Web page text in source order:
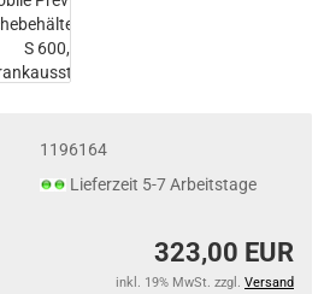
1196164
Lieferzeit 5-7 Arbeitstage
323,00 EUR
inkl. 19% MwSt. zzgl. Versand